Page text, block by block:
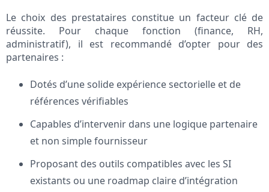
Le choix des prestataires constitue un facteur clé de
réussite. Pour chaque fonction (finance, RH,
administratif), il est recommandé d’opter pour des
partenaires :
Dotés d’une solide expérience sectorielle et de
références vérifiables
Capables d’intervenir dans une logique partenaire
et non simple fournisseur
Proposant des outils compatibles avec les SI
existants ou une roadmap claire d’intégration